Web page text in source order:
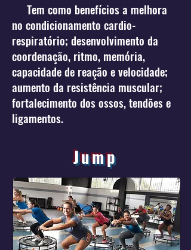
Tem como benefícios a melhora
no condicionamento cardio-
respiratório; desenvolvimento da
coordenação, ritmo, memória,
capacidade de reação e velocidade;
aumento da resistência muscular;
fortalecimento dos ossos, tendões e
ligamentos.
Jump